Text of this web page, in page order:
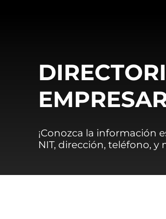
¡Conozca la información
NIT, dirección, teléfono,